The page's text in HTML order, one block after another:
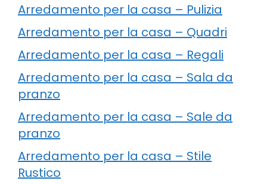
Arredamento per la casa – Pulizia
Arredamento per la casa – Quadri
Arredamento per la casa – Regali
Arredamento per la casa – Sala da
pranzo
Arredamento per la casa – Sale da
pranzo
Arredamento per la casa – Stile
Rustico